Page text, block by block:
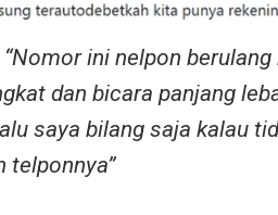
ini nelpon
dan bicara panjang
saya bilang saja kalau
telponnya”